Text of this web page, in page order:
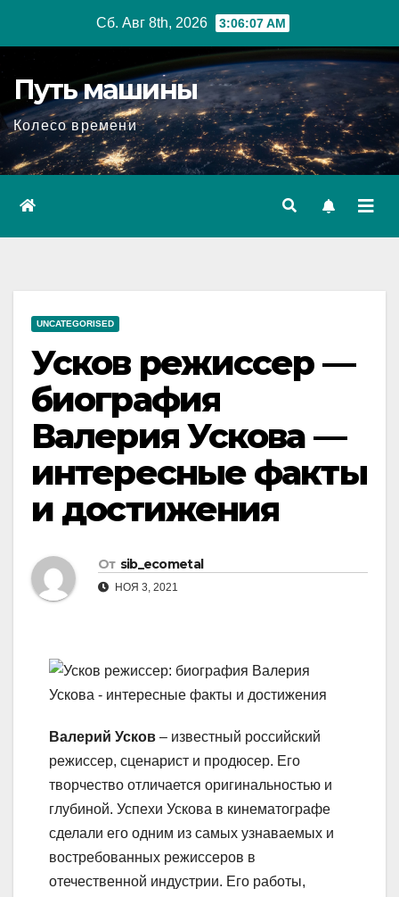
Сб. Авг 8th, 2026 3:06:08 AM
Путь машины
Колесо времени
UNCATEGORISED
Усков режиссер —
биография
Валерия Ускова —
интересные факты
и достижения
От sib_ecometal
НОЯ 3, 2021
Валерий Усков – известный российский
режиссер, сценарист и продюсер. Его
творчество отличается оригинальностью и
глубиной. Успехи Ускова в кинематографе
сделали его одним из самых узнаваемых и
востребованных режиссеров в
отечественной индустрии. Его работы,